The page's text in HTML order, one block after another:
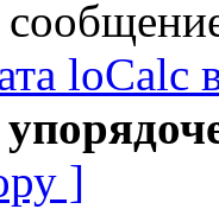
loСalc
]